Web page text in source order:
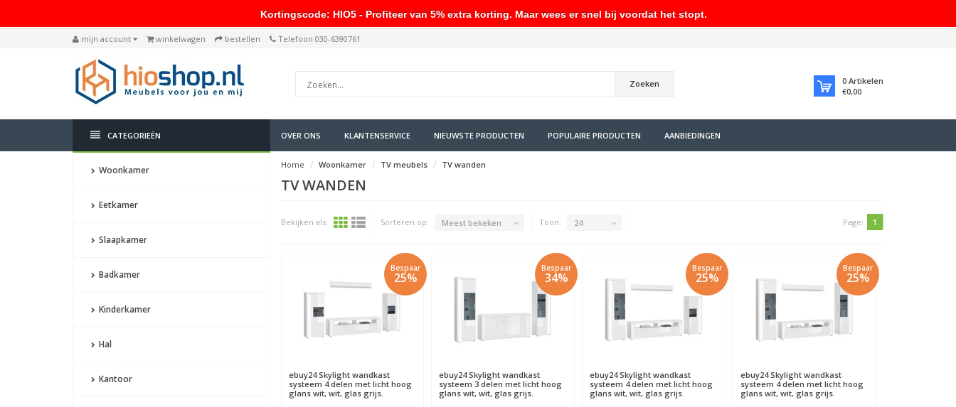
mijn account winkelwagen bestellen Telefoon 030-6390761
Zoeken 0 Artikelen
€0,00
CATEGORIEËN OVER ONS KLANTENSERVICE NIEUWSTE PRODUCTEN POPULAIRE PRODUCTEN AANBIEDINGEN
Woonkamer
Eetkamer
Slaapkamer
Badkamer
Kinderkamer
Hal
Kantoor
Home Woonkamer TV meubels TV wanden
TV WANDEN
Bekijken als: Sorteren op: Meest bekeken Toon: 24 Page: 1
Bespaar
25%
ebuy24Skylight wandkast
systeem 4 delen met licht hoog
glans wit, wit, glas grijs.
Bespaar
34%
ebuy24Skylight wandkast
systeem 3 delen met licht hoog
glans wit, wit, glas grijs.
Bespaar
25%
ebuy24Skylight wandkast
systeem 4 delen met licht hoog
glans wit, wit, glas grijs.
Bespaar
25%
ebuy24Skylight wandkast
systeem 4 delen met licht hoog
glans wit, wit, glas grijs.
Kortingscode: HIO5 - Profiteer van 5% extra korting. Maar wees er snel bij voordat het stopt.